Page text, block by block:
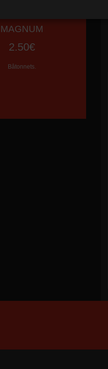
MAGNUM
2.50€
Bâtonnets.